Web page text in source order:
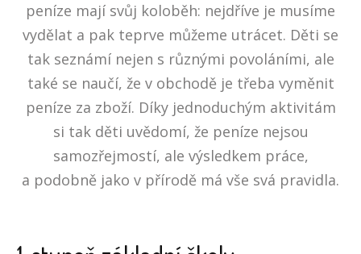
peníze mají svůj koloběh: nejdříve je musíme
vydělat a pak teprve můžeme utrácet. Děti se
tak seznámí nejen s různými povoláními, ale
také se naučí, že v obchodě je třeba vyměnit
peníze za zboží. Díky jednoduchým aktivitám
si tak děti uvědomí, že peníze nejsou
samozřejmostí, ale výsledkem práce,
a podobně jako v přírodě má vše svá pravidla.